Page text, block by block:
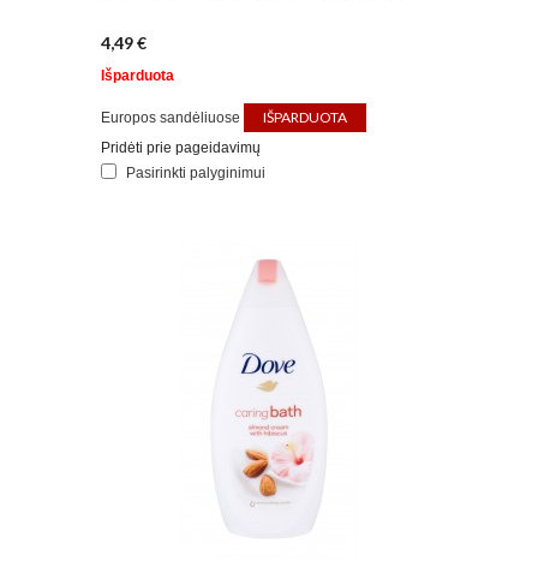
4,49 €
Išparduota
Europos sandėliuose IŠPARDUOTA
Pridėti prie pageidavimų
Pasirinkti palyginimui